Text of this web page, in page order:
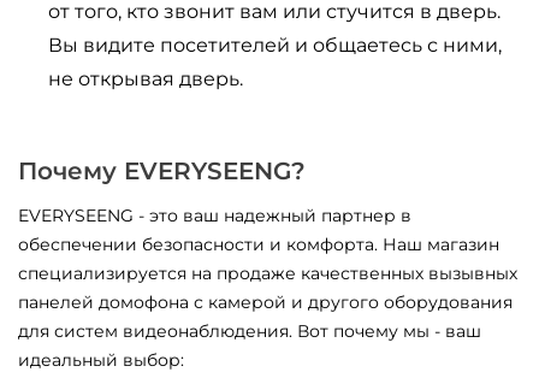
от того, кто звонит вам или стучится в дверь.
Вы видите посетителей и общаетесь с ними,
не открывая дверь.
Почему EVERYSEENG?
EVERYSEENG - это ваш надежный партнер в
обеспечении безопасности и комфорта. Наш магазин
специализируется на продаже качественных вызывных
панелей домофона с камерой и другого оборудования
для систем видеонаблюдения. Вот почему мы - ваш
идеальный выбор: